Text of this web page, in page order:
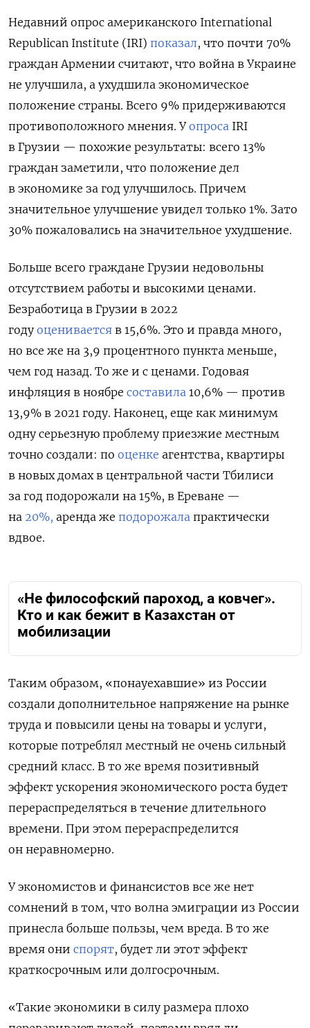
Недавний опрос американского International
Republican Institute (IRI) показал, что почти 70%
граждан Армении считают, что война в Украине
не улучшила, а ухудшила экономическое
положение страны. Всего 9% придерживаются
противоположного мнения. У опроса IRI
в Грузии — похожие результаты: всего 13%
граждан заметили, что положение дел
в экономике за год улучшилось. Причем
значительное улучшение увидел только 1%. Зато
30% пожаловались на значительное ухудшение.
Больше всего граждане Грузии недовольны
отсутствием работы и высокими ценами.
Безработица в Грузии в 2022
году оценивается в 15,6%. Это и правда много,
но все же на 3,9 процентного пункта меньше,
чем год назад. То же и с ценами. Годовая
инфляция в ноябре составила 10,6% — против
13,9% в 2021 году. Наконец, еще как минимум
одну серьезную проблему приезжие местным
точно создали: по оценке агентства, квартиры
в новых домах в центральной части Тбилиси
за год подорожали на 15%, в Ереване —
на 20%, аренда же подорожала практически
вдвое.
«Не философский пароход, а ковчег».
Кто и как бежит в Казахстан от
мобилизации
Таким образом, «понауехавшие» из России
создали дополнительное напряжение на рынке
труда и повысили цены на товары и услуги,
которые потреблял местный не очень сильный
средний класс. В то же время позитивный
эффект ускорения экономического роста будет
перераспределяться в течение длительного
времени. При этом перераспределится
он неравномерно.
У экономистов и финансистов все же нет
сомнений в том, что волна эмиграции из России
принесла больше пользы, чем вреда. В то же
время они спорят, будет ли этот эффект
краткосрочным или долгосрочным.
«Такие экономики в силу размера плохо